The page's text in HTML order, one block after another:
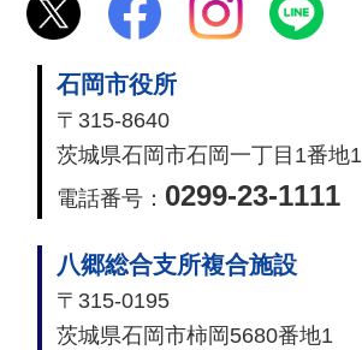
石岡市役所
〒315-8640
茨城県石岡市石岡一丁目1番地1
電話番号： 0299-23-1111
八郷総合支所複合施設
〒315-0195
茨城県石岡市柿岡5680番地1